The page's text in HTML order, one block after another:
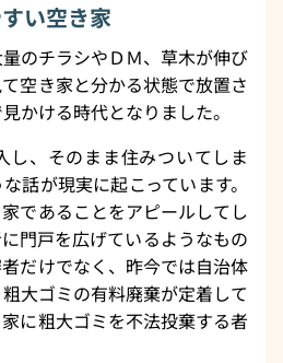
い空き家
のチラシやＤＭ、草木が伸び
空き家と分かる状態で放置さ
かける時代となりました。
し、そのまま住みついてしま
話が現実に起こっています。
であることをアピールしてし
門戸を広げているようなもの
だけでなく、昨今では自治体
大ゴミの有料廃棄が定着して
に粗大ゴミを不法投棄する者